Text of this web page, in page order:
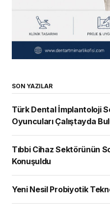
SON YAZILAR
Türk Dental İmplantoloji
Oyuncuları Çalıştayda
Tıbbi Cihaz Sektörünün
Konuşuldu
Yeni Nesil Probiyotik